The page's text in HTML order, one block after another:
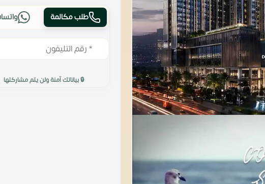
طلب مكالمة
🔒 بياناتك آمنة ولن يتم مشاركتها